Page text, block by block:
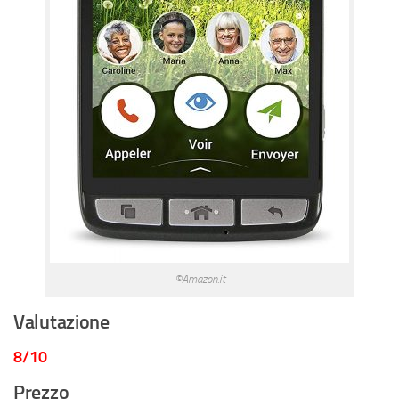
©Amazon.it
Valutazione
8/10
Prezzo